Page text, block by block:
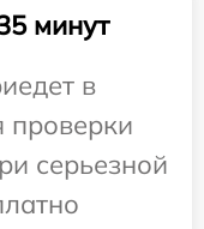
минут
в
проверки
серьезной